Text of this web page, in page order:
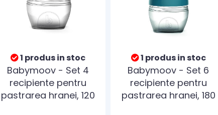
1 produs in stoc
Babymoov - Set 4
recipiente pentru
pastrarea hranei, 120
1 produs in stoc
Babymoov - Set 6
recipiente pentru
pastrarea hranei, 180